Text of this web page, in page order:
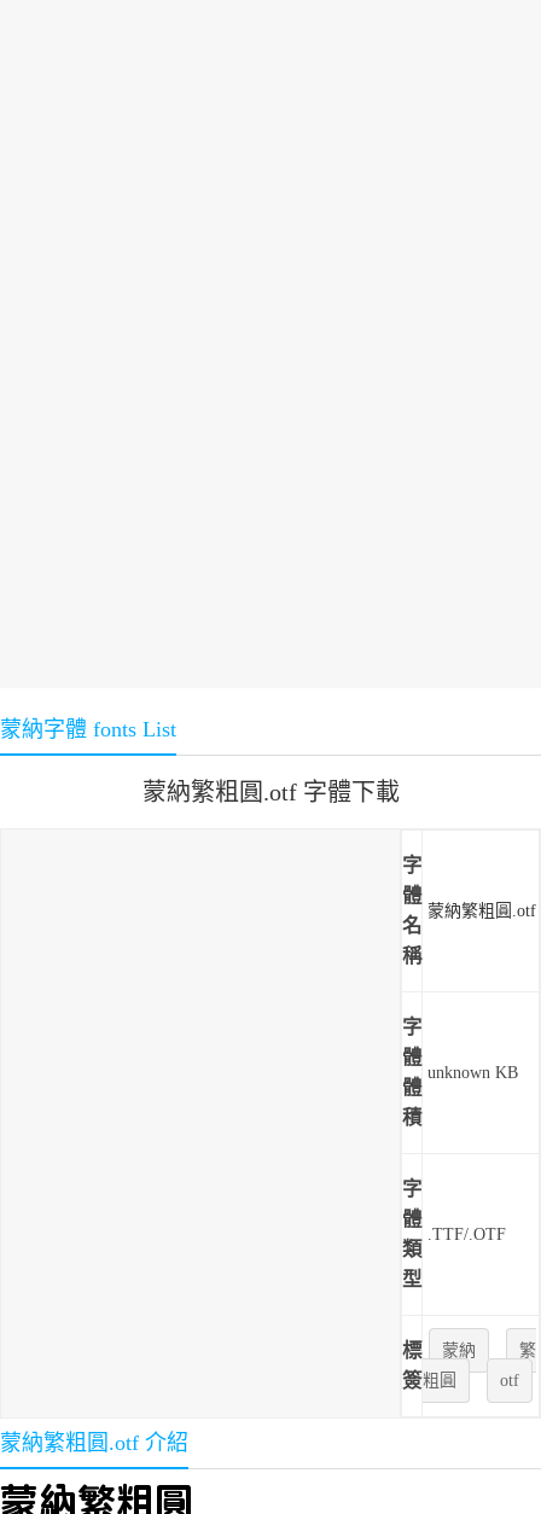
蒙納字體 fonts List
蒙納繁粗圓.otf 字體下載
字
體
名
稱
蒙納繁粗圓.otf
字
體
體
積
unknown KB
字
體
類
型
.TTF/.OTF
標
簽
蒙納
繁
粗圓
otf
蒙納繁粗圓.otf 介紹